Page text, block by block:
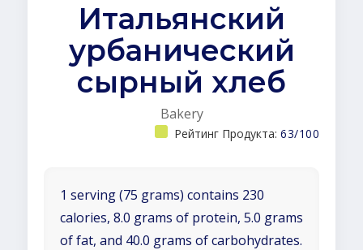
Итальянский
урбанический
сырный хлеб
Bakery
Рейтинг Продукта: 63/100
1 serving (75 grams) contains 230
calories, 8.0 grams of protein, 5.0 grams
of fat, and 40.0 grams of carbohydrates.